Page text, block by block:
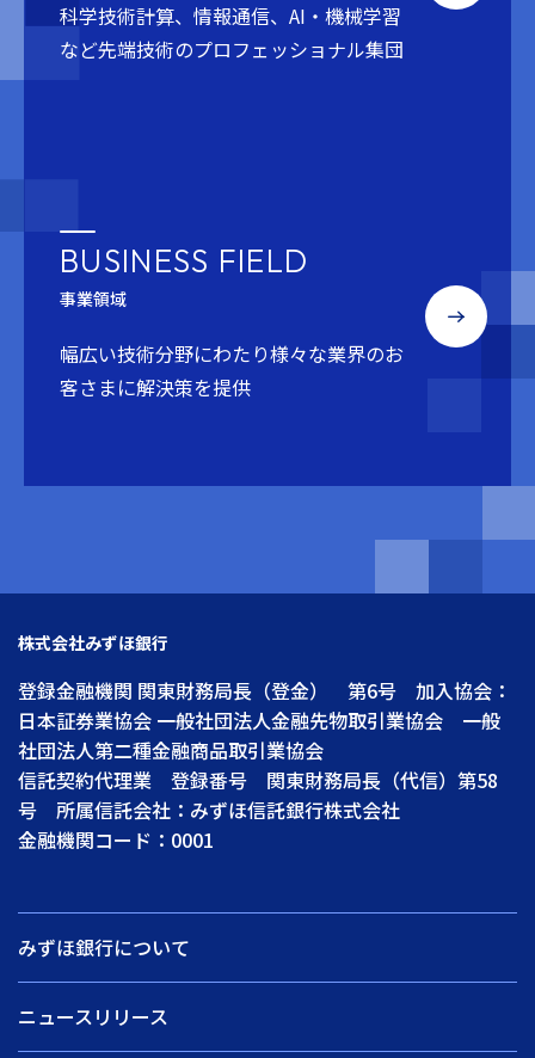
科学技術計算、情報通信、AI・機械学習
など先端技術のプロフェッショナル集団
BUSINESS FIELD
事業領域
幅広い技術分野にわたり様々な業界のお
客さまに解決策を提供
株式会社みずほ銀行
登録金融機関 関東財務局長（登金） 第6号 加入協会：
日本証券業協会 一般社団法人金融先物取引業協会 一般
社団法人第二種金融商品取引業協会
信託契約代理業 登録番号 関東財務局長（代信）第58
号 所属信託会社：みずほ信託銀行株式会社
金融機関コード：0001
みずほ銀行について
ニュースリリース